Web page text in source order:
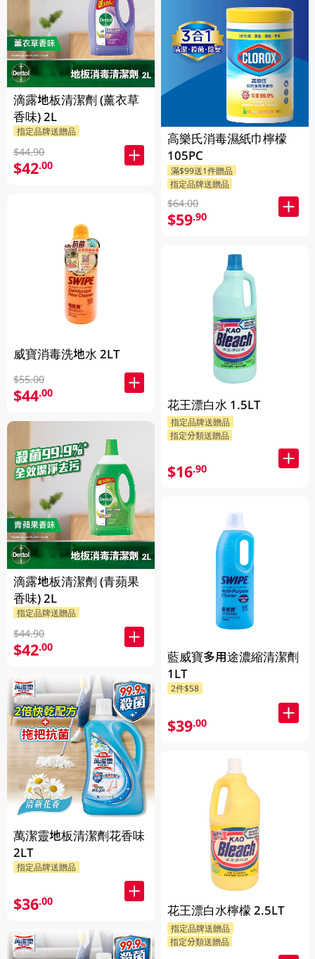
滴露地板清潔劑 (薰衣草
香味) 2L
指定品牌送贈品
$44.90
$42.00
威寶消毒洗地水 2LT
$55.00
$44.00
滴露地板清潔劑 (青蘋果
香味) 2L
指定品牌送贈品
$44.90
$42.00
萬潔靈地板清潔劑花香味
2LT
指定品牌送贈品
$36.00
高樂氏消毒濕紙巾檸檬
105PC
滿$99送1件贈品
指定品牌送贈品
$64.00
$59.90
花王漂白水 1.5LT
指定品牌送贈品
指定分類送贈品
$16.90
藍威寶多用途濃縮清潔劑
1LT
2件$58
$39.00
花王漂白水檸檬 2.5LT
指定品牌送贈品
指定分類送贈品